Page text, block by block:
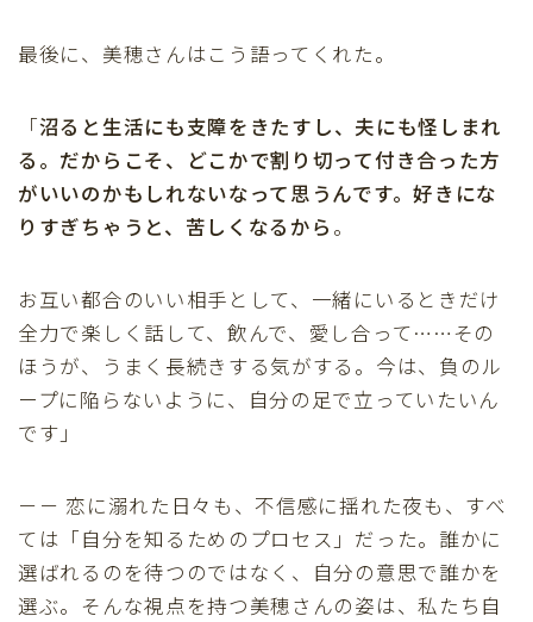
最後に、美穂さんはこう語ってくれた。
「沼ると生活にも支障をきたすし、夫にも怪しまれ
る。だからこそ、どこかで割り切って付き合った方
がいいのかもしれないなって思うんです。好きにな
りすぎちゃうと、苦しくなるから 。
お互い都合のいい相手として、一緒にいるときだけ
全力で楽しく話して、飲んで、愛し合って……その
ほうが、うまく長続きする気がする。今は、負のル
ープに陥らないように、自分の足で立っていたいん
です」
－－ 恋に溺れた日々も、不信感に揺れた夜も、すべ
ては「自分を知るためのプロセス」だった。誰かに
選ばれるのを待つのではなく、自分の意思で誰かを
選ぶ。そんな視点を持つ美穂さんの姿は、私たち自